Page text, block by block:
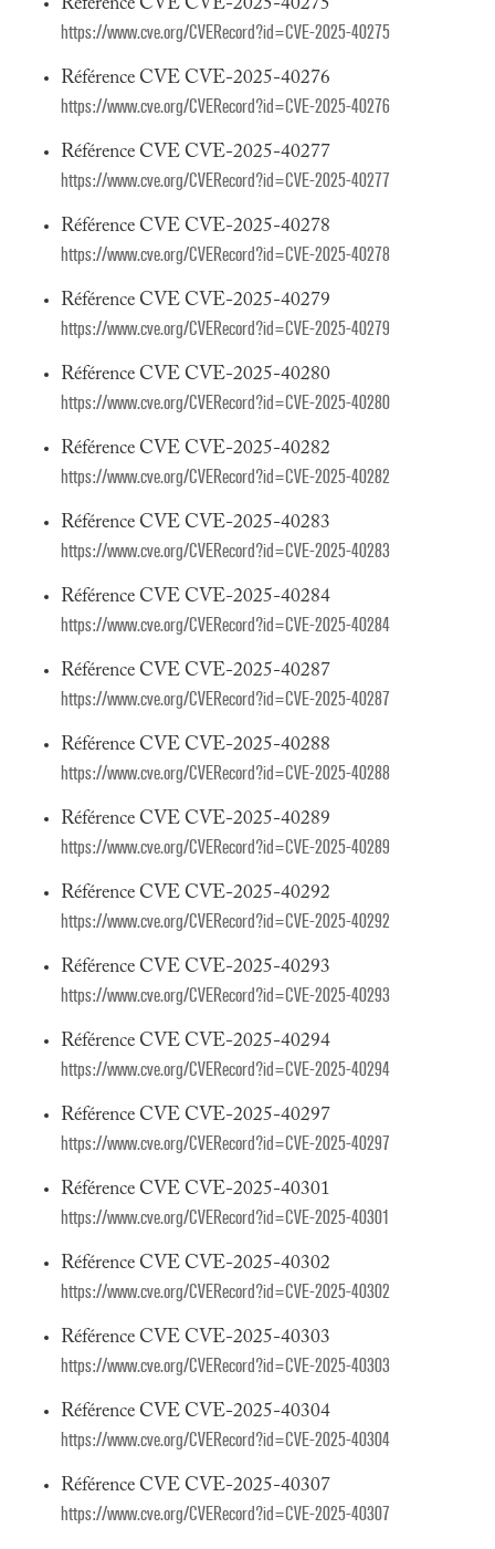
Référence CVE CVE-2025-40275
https://www.cve.org/CVERecord?id=CVE-2025-40275
Référence CVE CVE-2025-40276
https://www.cve.org/CVERecord?id=CVE-2025-40276
Référence CVE CVE-2025-40277
https://www.cve.org/CVERecord?id=CVE-2025-40277
Référence CVE CVE-2025-40278
https://www.cve.org/CVERecord?id=CVE-2025-40278
Référence CVE CVE-2025-40279
https://www.cve.org/CVERecord?id=CVE-2025-40279
Référence CVE CVE-2025-40280
https://www.cve.org/CVERecord?id=CVE-2025-40280
Référence CVE CVE-2025-40282
https://www.cve.org/CVERecord?id=CVE-2025-40282
Référence CVE CVE-2025-40283
https://www.cve.org/CVERecord?id=CVE-2025-40283
Référence CVE CVE-2025-40284
https://www.cve.org/CVERecord?id=CVE-2025-40284
Référence CVE CVE-2025-40287
https://www.cve.org/CVERecord?id=CVE-2025-40287
Référence CVE CVE-2025-40288
https://www.cve.org/CVERecord?id=CVE-2025-40288
Référence CVE CVE-2025-40289
https://www.cve.org/CVERecord?id=CVE-2025-40289
Référence CVE CVE-2025-40292
https://www.cve.org/CVERecord?id=CVE-2025-40292
Référence CVE CVE-2025-40293
https://www.cve.org/CVERecord?id=CVE-2025-40293
Référence CVE CVE-2025-40294
https://www.cve.org/CVERecord?id=CVE-2025-40294
Référence CVE CVE-2025-40297
https://www.cve.org/CVERecord?id=CVE-2025-40297
Référence CVE CVE-2025-40301
https://www.cve.org/CVERecord?id=CVE-2025-40301
Référence CVE CVE-2025-40302
https://www.cve.org/CVERecord?id=CVE-2025-40302
Référence CVE CVE-2025-40303
https://www.cve.org/CVERecord?id=CVE-2025-40303
Référence CVE CVE-2025-40304
https://www.cve.org/CVERecord?id=CVE-2025-40304
Référence CVE CVE-2025-40307
https://www.cve.org/CVERecord?id=CVE-2025-40307